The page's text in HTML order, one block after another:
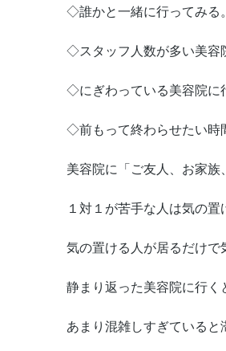
◇誰かと一緒に行ってみる。
◇スタッフ人数が多い美容
◇にぎわっている美容院に
◇前もって終わらせたい時
美容院に「ご友人、お家族
１対１が苦手な人は気の置
気の置ける人が居るだけで
静まり返った美容院に行く
あまり混雑しすぎていると